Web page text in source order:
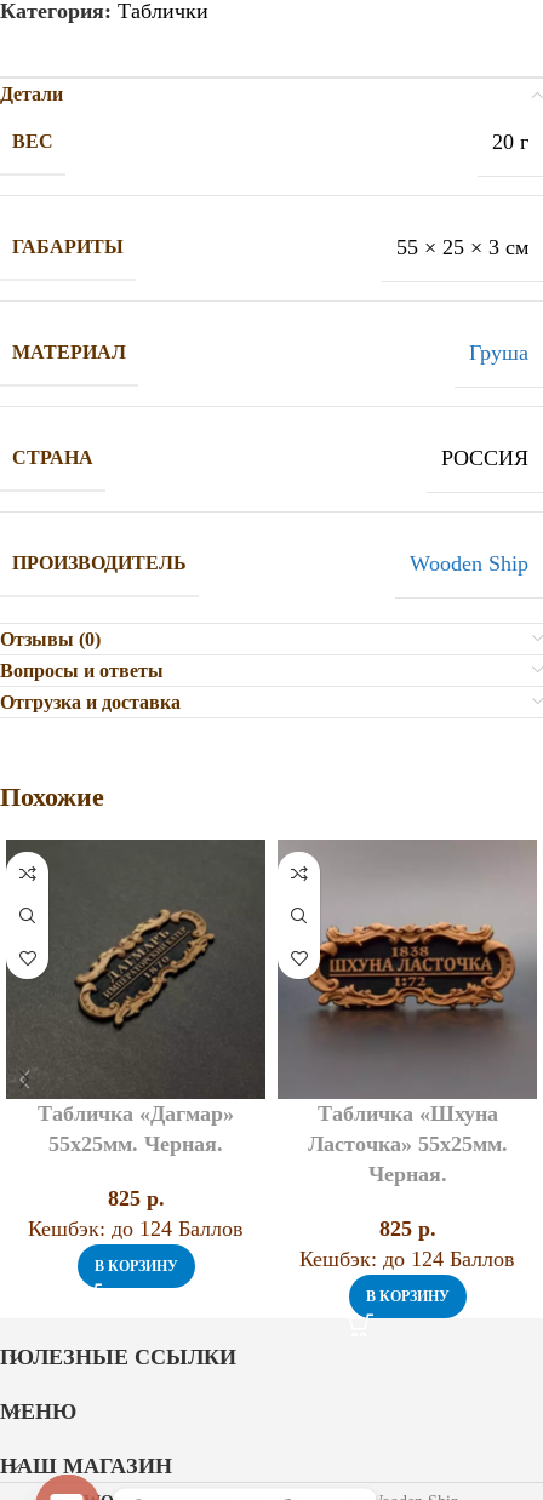
Категория: Таблички
Детали
ВЕС 20 г
ГАБАРИТЫ 55 × 25 × 3 см
МАТЕРИАЛ Груша
СТРАНА РОССИЯ
ПРОИЗВОДИТЕЛЬ Wooden Ship
Отзывы (0)
Вопросы и ответы
Отгрузка и доставка
Похожие
Табличка «Дагмар»
55х25мм. Черная.
825 p.
Кешбэк: до 124 Баллов
В КОРЗИНУ
Табличка «Шхуна
Ласточка» 55х25мм.
Черная.
825 p.
Кешбэк: до 124 Баллов
В КОРЗИНУ
ПОЛЕЗНЫЕ ССЫЛКИ
МЕНЮ
НАШ МАГАЗИН